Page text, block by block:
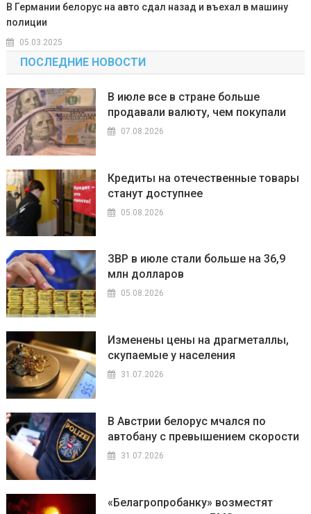
В Германии белорус на авто сдал назад и въехал в машину
полиции
05.03.2025
ПОСЛЕДНИЕ НОВОСТИ
В июле все в стране больше
продавали валюту, чем покупали
07.08.2026
Кредиты на отечественные товары
станут доступнее
05.08.2026
ЗВР в июле стали больше на 36,9
млн долларов
05.08.2026
Изменены цены на драгметаллы,
скупаемые у населения
31.07.2026
В Австрии белорус мчался по
автобану с превышением скорости
31.07.2026
«Белагропробанку» возместят